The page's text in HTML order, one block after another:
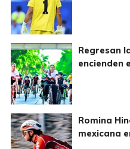
Regresan
encienden
Romina
mexicana